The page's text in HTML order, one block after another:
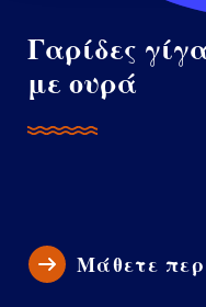
Γαρίδες
με ουρά
Μάθετε